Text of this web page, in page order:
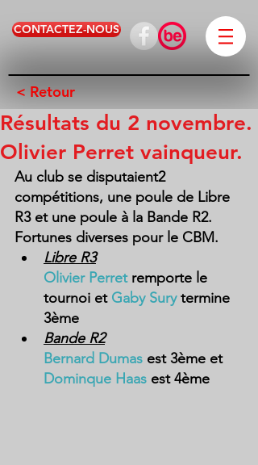
CONTACTEZ-NOUS
< Retour
Résultats du 2 novembre.
Olivier Perret vainqueur.
Au club se disputaient2
compétitions, une poule de Libre
R3 et une poule à la Bande R2.
Fortunes diverses pour le CBM.
Libre R3
Olivier Perret remporte le
tournoi et Gaby Sury termine
3ème
Bande R2
Bernard Dumas est 3ème et
Dominque Haas est 4ème